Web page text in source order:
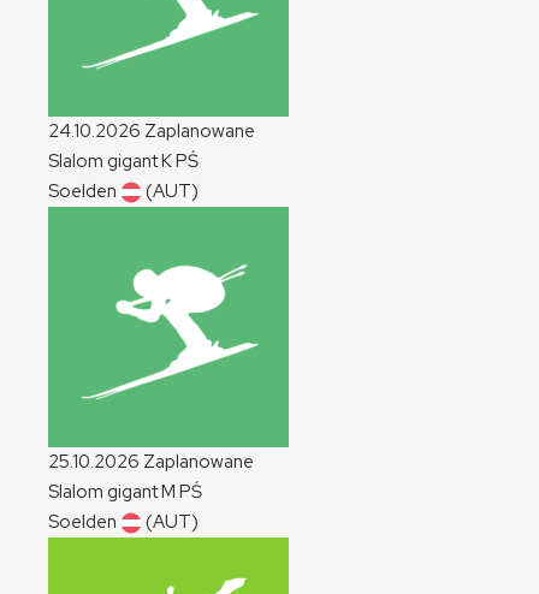
24.10.2026 Zaplanowane
Slalom gigantKPŚ
Soelden
(AUT)
25.10.2026 Zaplanowane
Slalom gigantM PŚ
Soelden
(AUT)